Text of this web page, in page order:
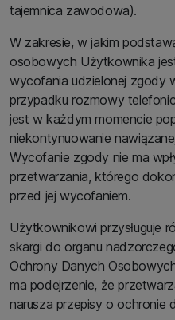
tajemnica zawodowa).
W zakresie, w jakim
osobowych Użytkownika
wycofania udzielonej zgody
przypadku rozmowy
jest w każdym momencie
niekontynuowanie
Wycofanie zgody nie ma
przetwarzania, którego
przed jej wycofaniem.
Użytkownikowi przysługuje
skargi do organu
Ochrony Danych
ma podejrzenie, że
narusza przepisy o ochronie